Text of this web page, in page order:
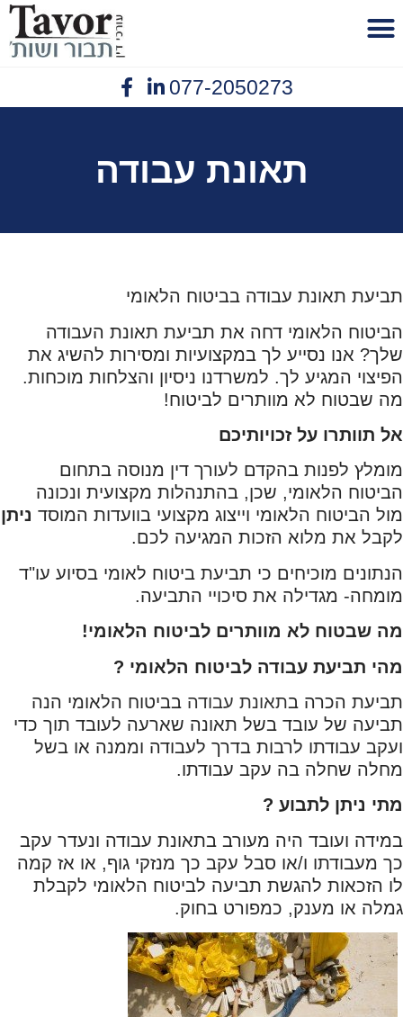
077-2050273
תאונת עבודה
תביעת תאונת עבודה בביטוח הלאומי
הביטוח הלאומי דחה את תביעת תאונת העבודה
שלך? אנו נסייע לך במקצועיות ומסירות להשיג את
הפיצוי המגיע לך. למשרדנו ניסיון והצלחות מוכחות.
מה שבטוח לא מוותרים לביטוח!
אל תוותרו על זכויותיכם
מומלץ לפנות בהקדם לעורך דין מנוסה בתחום
הביטוח הלאומי, שכן, בהתנהלות מקצועית ונכונה
מול הביטוח הלאומי וייצוג מקצועי בוועדות המוסד ניתן
לקבל את מלוא הזכות המגיעה לכם.
הנתונים מוכיחים כי תביעת ביטוח לאומי בסיוע עו"ד
מומחה- מגדילה את סיכויי התביעה.
מה שבטוח לא מוותרים לביטוח הלאומי!
מהי תביעת עבודה לביטוח הלאומי ?
תביעת הכרה בתאונת עבודה בביטוח הלאומי הנה
תביעה של עובד בשל תאונה שארעה לעובד תוך כדי
ועקב עבודתו לרבות בדרך לעבודה וממנה או בשל
מחלה שחלה בה עקב עבודתו.
מתי ניתן לתבוע ?
במידה ועובד היה מעורב בתאונת עבודה ונעדר עקב
כך מעבודתו ו/או סבל עקב כך מנזקי גוף, או אז קמה
לו הזכאות להגשת תביעה לביטוח הלאומי לקבלת
גמלה או מענק, כמפורט בחוק.